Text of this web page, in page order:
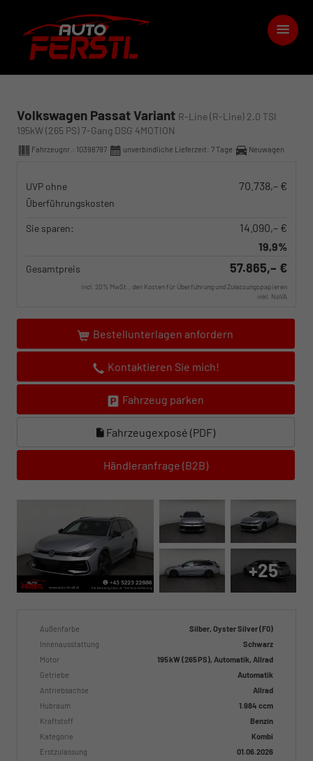
Volkswagen Passat Variant R-Line (R-Line) 2.0 TSI
195kW (265 PS) 7-Gang DSG 4MOTION
Fahrzeugnr.: 10398797 unverbindliche Lieferzeit: 7 Tage Neuwagen
UVP ohne
Überführungskosten
70.738,– €
Sie sparen:
14.090,– €
19,9%
Gesamtpreis 57.865,– €
incl. 20% MwSt., den Kosten für Überführung und Zulassungspapieren
inkl. NoVA
Bestellunterlagen anfordern
Kontaktieren Sie mich!
Fahrzeug parken
Fahrzeugexposé (PDF)
Händleranfrage (B2B)
+25
Außenfarbe
Silber, Oyster Silver (F0)
Innenausstattung
Schwarz
Motor
195 kW (265 PS), Automatik, Allrad
Getriebe
Automatik
Antriebsachse
Allrad
Hubraum
1.984 ccm
Kraftstoff
Benzin
Kategorie
Kombi
Erstzulassung
01.06.2026